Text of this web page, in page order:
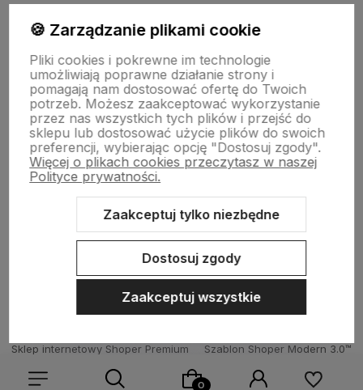
Informacje
Płatności i zwroty
Wsparcie
Sklep internetowy Shoper Premium
Szablon Shoper Modern 3.0™
🍪 Zarządzanie plikami cookie
Pliki cookies i pokrewne im technologie
umożliwiają poprawne działanie strony i
pomagają nam dostosować ofertę do Twoich
potrzeb. Możesz zaakceptować wykorzystanie
przez nas wszystkich tych plików i przejść do
sklepu lub dostosować użycie plików do swoich
preferencji, wybierając opcję "Dostosuj zgody".
Więcej o plikach cookies przeczytasz w naszej
Polityce prywatności.
Zaakceptuj tylko niezbędne
Dostosuj zgody
Zaakceptuj wszystkie